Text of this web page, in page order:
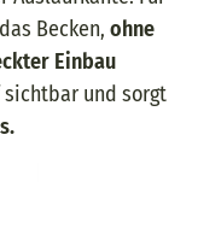
Becken, ohne
Einbau
sichtbar und sorgt